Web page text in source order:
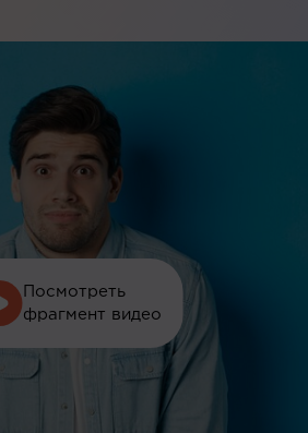
Посмотреть
фрагмент видео